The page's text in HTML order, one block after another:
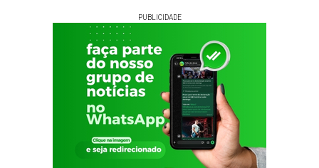
PUBLICIDADE